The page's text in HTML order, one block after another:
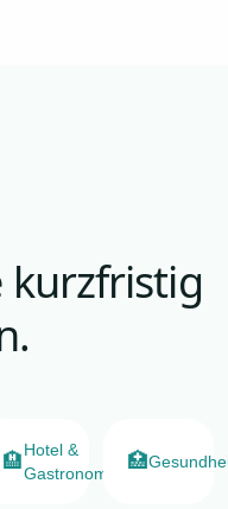
kurzfristig
🏨Hotel &
Gastronomie
🏥